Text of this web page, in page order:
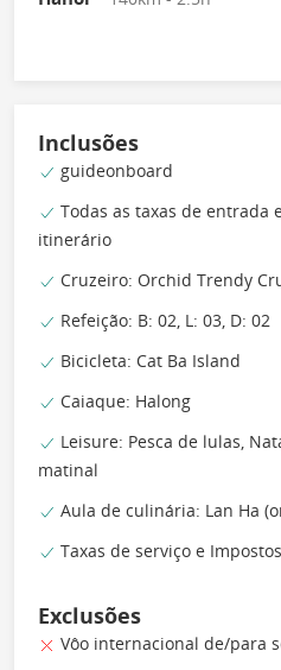
Inclusões
guideonboard
Todas as taxas de entrada
itinerário
Cruzeiro: Orchid Trendy
Refeição: B: 02, L: 03, D: 02
Bicicleta: Cat Ba Island
Caiaque: Halong
Leisure: Pesca de lulas,
matinal
Aula de culinária: Lan Ha
Taxas de serviço e Impostos
Exclusões
Vôo internacional de/para